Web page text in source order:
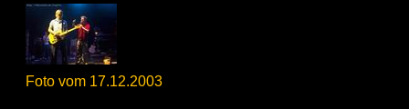
Foto vom 17.12.2003